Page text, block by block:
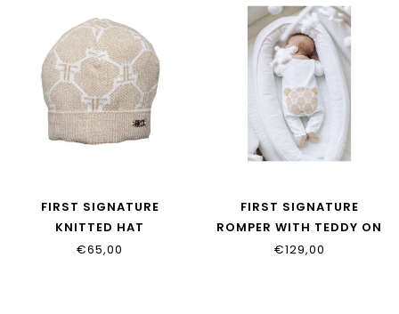
FIRST SIGNATURE
KNITTED HAT
6205133_35
€65,00
FIRST SIGNATURE
ROMPER WITH TEDDY ON
BACK 6203124_0135
€129,00